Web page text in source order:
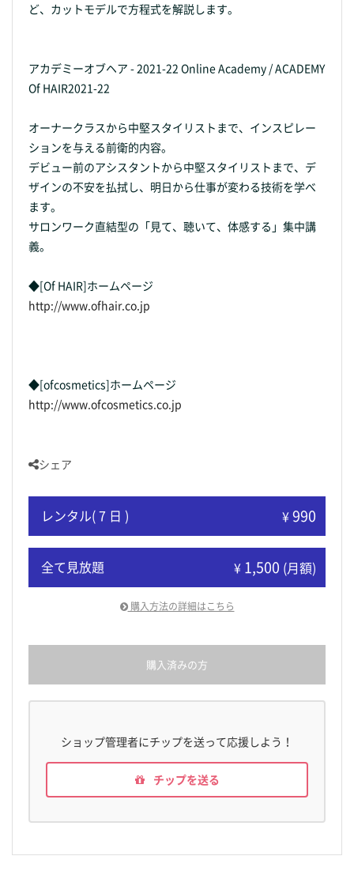
ど、カットモデルで方程式を解説します。
アカデミーオブヘア - 2021-22 Online Academy / ACADEMY
Of HAIR2021-22
オーナークラスから中堅スタイリストまで、インスピレー
ションを与える前衛的内容。
デビュー前のアシスタントから中堅スタイリストまで、デ
ザインの不安を払拭し、明日から仕事が変わる技術を学べ
ます。
サロンワーク直結型の「見て、聴いて、体感する」集中講
義。
◆[Of HAIR]ホームページ
http://www.ofhair.co.jp
◆[ofcosmetics]ホームページ
http://www.ofcosmetics.co.jp
シェア
レンタル( 7 日 ) ¥990
全て見放題 ¥ 1,500 (月額)
購入方法の詳細はこちら
購入済みの方
ショップ管理者にチップを送って応援しよう！
チップを送る